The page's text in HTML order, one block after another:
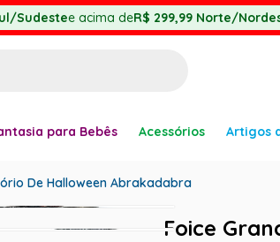
Sudestee acima deR$ 299,99 Norte/
para Bebês Acessórios Artigos
De Halloween Abrakadabra
Foice